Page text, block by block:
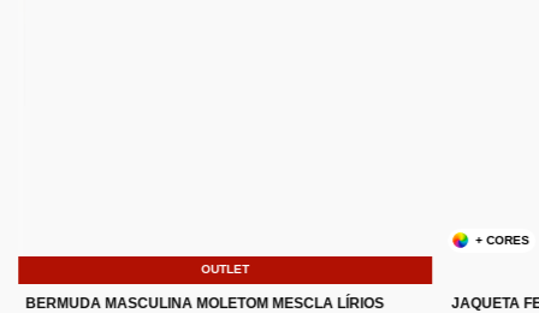
OUTLET
BERMUDA MASCULINA MOLETOM MESCLA LÍRIOS
+ CORES
JAQUETA